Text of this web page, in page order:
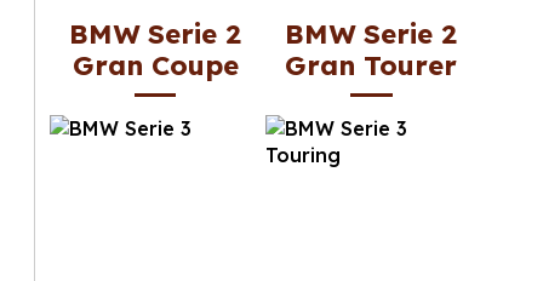
BMW Serie 2
Gran Coupe
BMW Serie 2
Gran Tourer